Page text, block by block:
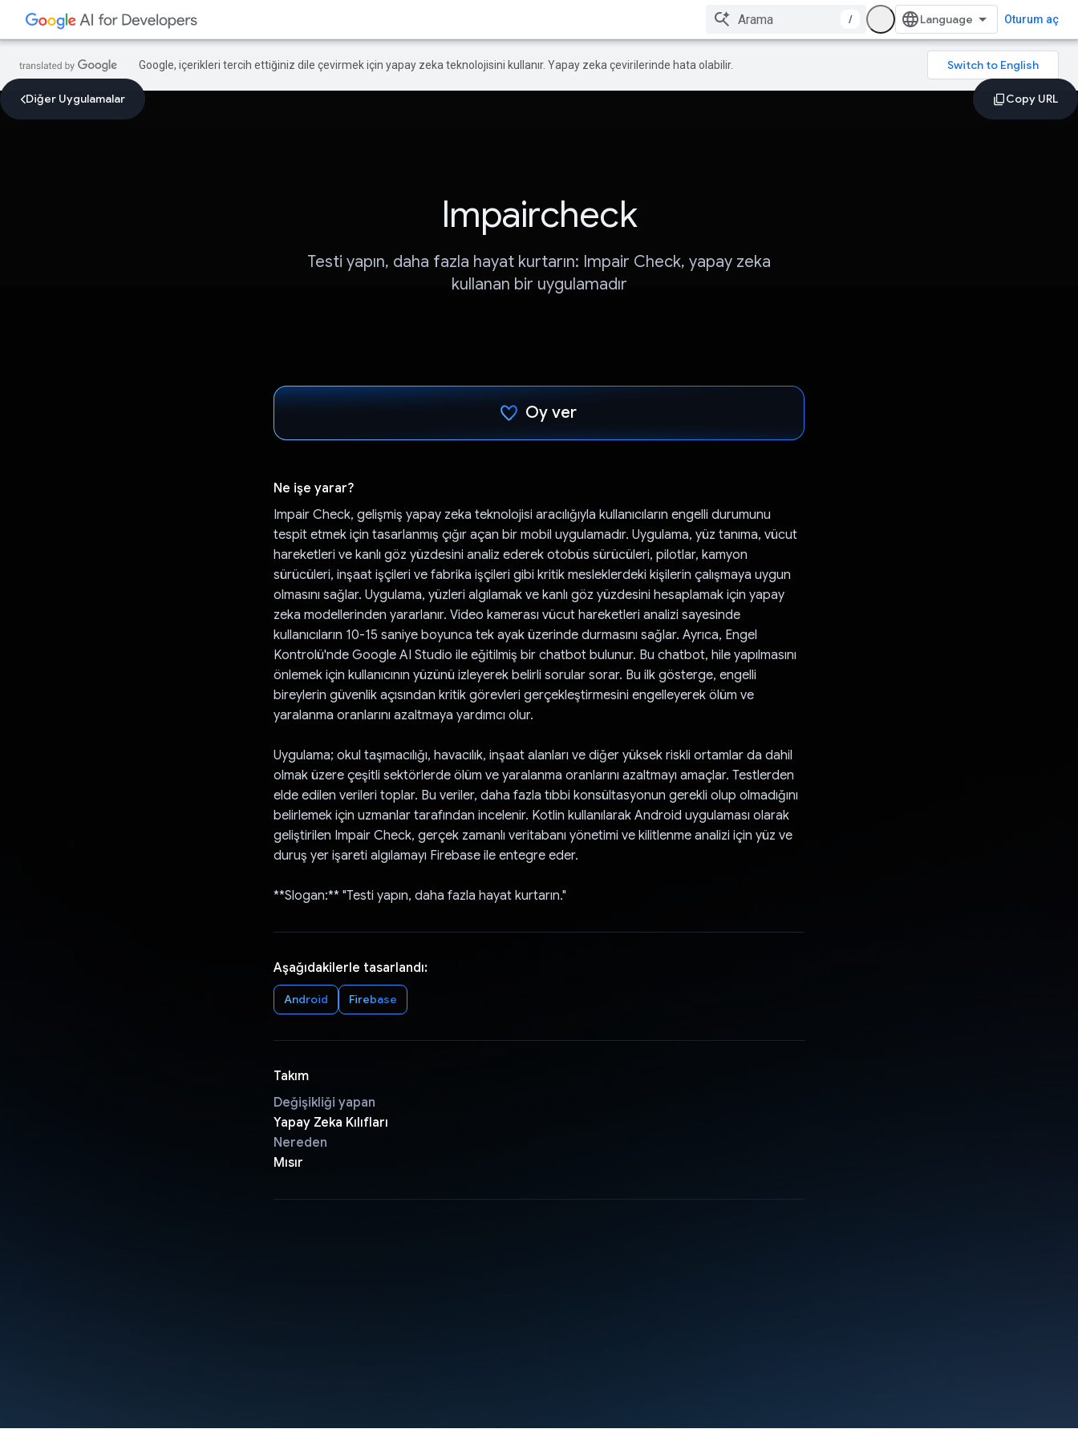
/ Oturum aç
Google, içerikleri tercih ettiğiniz dile çevirmek için yapay zeka teknolojisini kullanır. Yapay zeka çevirilerinde hata olabilir.
Diğer Uygulamalar
Impaircheck
Testi yapın, daha fazla hayat kurtarın: Impair Check, yapay zeka
kullanan bir uygulamadır
Oy ver
Ne işe yarar?
Impair Check, gelişmiş yapay zeka teknolojisi aracılığıyla kullanıcıların engelli durumunu
tespit etmek için tasarlanmış çığır açan bir mobil uygulamadır. Uygulama, yüz tanıma, vücut
hareketleri ve kanlı göz yüzdesini analiz ederek otobüs sürücüleri, pilotlar, kamyon
sürücüleri, inşaat işçileri ve fabrika işçileri gibi kritik mesleklerdeki kişilerin çalışmaya uygun
olmasını sağlar. Uygulama, yüzleri algılamak ve kanlı göz yüzdesini hesaplamak için yapay
zeka modellerinden yararlanır. Video kamerası vücut hareketleri analizi sayesinde
kullanıcıların 10-15 saniye boyunca tek ayak üzerinde durmasını sağlar. Ayrıca, Engel
Kontrolü'nde Google AI Studio ile eğitilmiş bir chatbot bulunur. Bu chatbot, hile yapılmasını
önlemek için kullanıcının yüzünü izleyerek belirli sorular sorar. Bu ilk gösterge, engelli
bireylerin güvenlik açısından kritik görevleri gerçekleştirmesini engelleyerek ölüm ve
yaralanma oranlarını azaltmaya yardımcı olur.
Uygulama; okul taşımacılığı, havacılık, inşaat alanları ve diğer yüksek riskli ortamlar da dahil
olmak üzere çeşitli sektörlerde ölüm ve yaralanma oranlarını azaltmayı amaçlar. Testlerden
elde edilen verileri toplar. Bu veriler, daha fazla tıbbi konsültasyonun gerekli olup olmadığını
belirlemek için uzmanlar tarafından incelenir. Kotlin kullanılarak Android uygulaması olarak
geliştirilen Impair Check, gerçek zamanlı veritabanı yönetimi ve kilitlenme analizi için yüz ve
duruş yer işareti algılamayı Firebase ile entegre eder.
**Slogan:** "Testi yapın, daha fazla hayat kurtarın."
Aşağıdakilerle tasarlandı:
Android Firebase
Takım
Değişikliği yapan
Yapay Zeka Kılıfları
Nereden
Mısır